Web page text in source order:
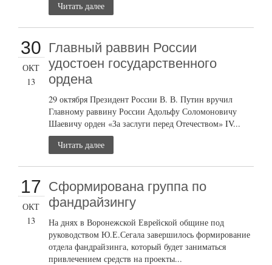
Читать далее
30
ОКТ
13
Главный раввин России
удостоен государственного
ордена
29 октября Президент России В. В. Путин вручил
Главному раввину России Адольфу Соломоновичу
Шаевичу орден «За заслуги перед Отечеством» IV...
Читать далее
17
ОКТ
13
Сформирована группа по
фандрайзингу
На днях в Воронежской Еврейской общине под
руководством Ю.Е.Сегала завершилось формирование
отдела фандрайзинга, который будет заниматься
привлечением средств на проекты...